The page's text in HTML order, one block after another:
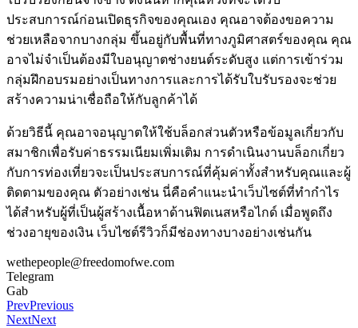
ประสบการณ์ก่อนเปิดธุรกิจของคุณเอง คุณอาจต้องขอความ
ช่วยเหลือจากบางกลุ่ม ขึ้นอยู่กับพื้นที่ทางภูมิศาสตร์ของคุณ คุณ
อาจไม่จำเป็นต้องมีใบอนุญาตช่างยนต์ระดับสูง แต่การเข้าร่วม
กลุ่มฝึกอบรมอย่างเป็นทางการและการได้รับใบรับรองจะช่วย
สร้างความน่าเชื่อถือให้กับลูกค้าได้
ด้วยวิธีนี้ คุณอาจอนุญาตให้ใช้บล็อกส่วนตัวหรือข้อมูลเกี่ยวกับ
สมาชิกเพื่อรับค่าธรรมเนียมเพิ่มเติม การดำเนินงานบล็อกเกี่ยว
กับการท่องเที่ยวจะเป็นประสบการณ์ที่คุ้มค่าทั้งสำหรับคุณและผู้
ติดตามของคุณ ตัวอย่างเช่น นี่คือคำแนะนำเว็บไซต์ที่ทำกำไร
ได้สำหรับผู้ที่เป็นผู้สร้างเนื้อหาด้านฟิตเนสหรือไกด์ เมื่อพูดถึง
ช่วงอายุของเงิน เว็บไซต์รีวิวก็มีช่องทางบางอย่างเช่นกัน
wethepeople@freedomofwe.com
Telegram
Gab
PrevPrevious
NextNext